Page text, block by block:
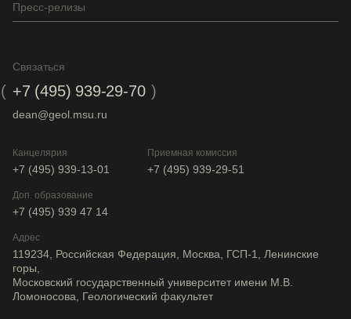
Пресс-релизы
Связаться
+7 (495) 939-29-70
dean@geol.msu.ru
Канцелярия
+7 (495) 939-13-01
Приемная комиссия
+7 (495) 939-29-51
Доп. образование
+7 (495) 939 47 14
Адрес
119234, Российская Федерация, Москва, ГСП-1, Ленинские
горы,
Московский государственный университет имени М.В.
Ломоносова, Геологический факультет